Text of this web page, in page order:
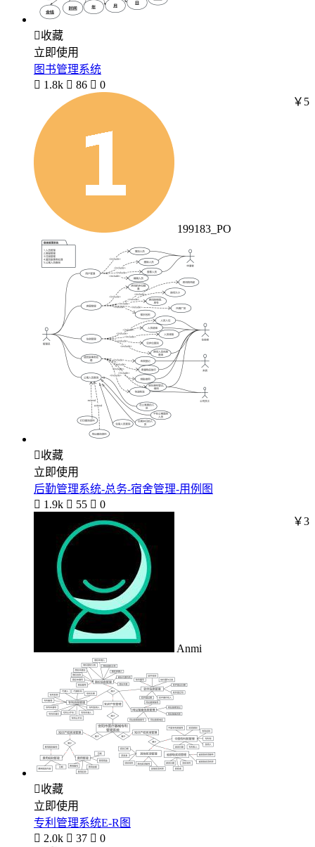
收藏
立即使用
图书管理系统
 1.8k  86  0
199183_PO
￥5
收藏
立即使用
后勤管理系统-总务-宿舍管理-用例图
 1.9k  55  0
Anmi
￥3
收藏
立即使用
专利管理系统E-R图
 2.0k  37  0